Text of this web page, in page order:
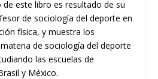
de este libro es resultado de su
de sociología del deporte en
física, y muestralos
de sociología del deporte
las escuelas de
y México.